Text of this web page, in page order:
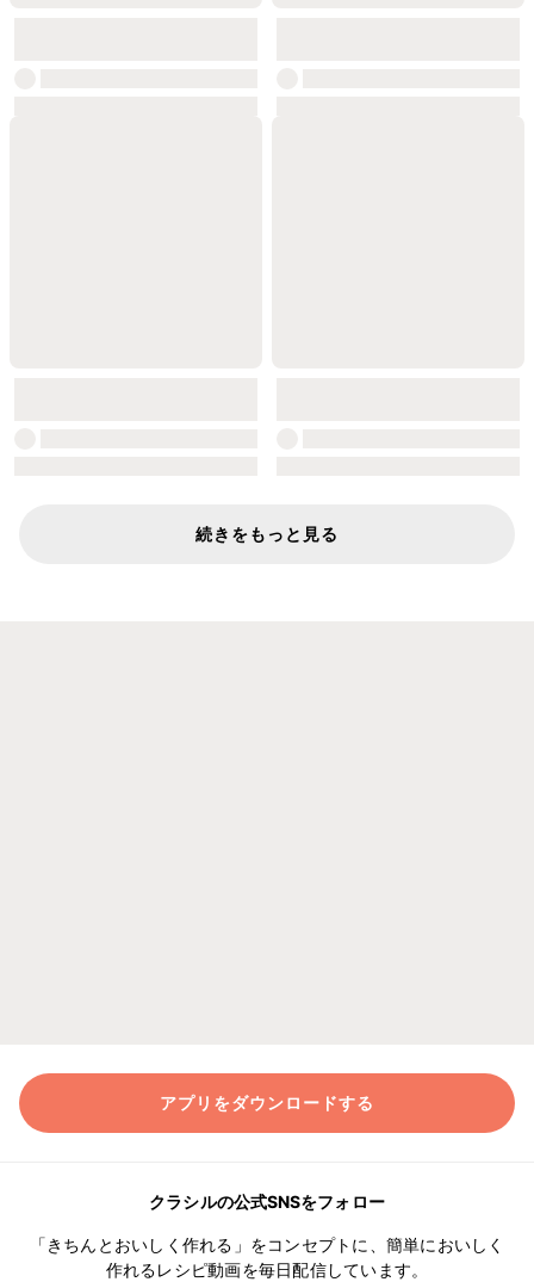
続きをもっと見る
アプリをダウンロードする
クラシルの公式SNSをフォロー
「きちんとおいしく作れる」をコンセプトに、簡単においしく
作れるレシピ動画を毎日配信しています。